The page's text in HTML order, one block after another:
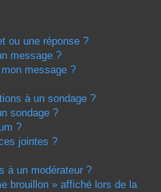
ou une réponse ?
message ?
message ?
à un sondage ?
sondage ?
?
jointes ?
à un modérateur ?
brouillon » affiché lors de la